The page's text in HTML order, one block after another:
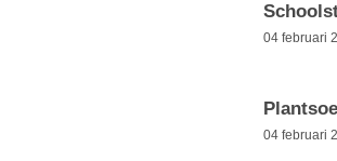
04 februari
04 februari